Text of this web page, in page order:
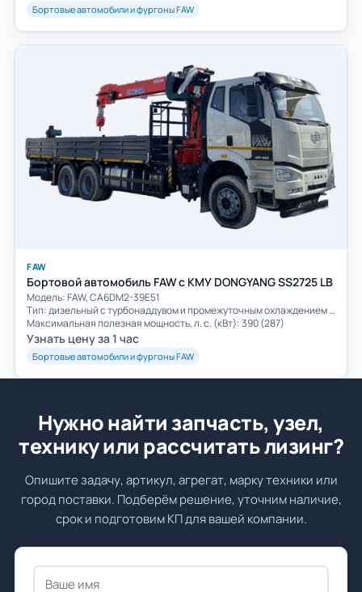
Бортовые автомобили и фургоны FAW
FAW
Бортовой автомобиль FAW с КМУ DONGYANG SS2725 LB
Модель: FAW, CA6DM2-39E51
Тип: дизельный с турбонаддувом и промежуточным охлаждением воздуха
Максимальная полезная мощность, л. с. (кВт): 390 (287)
Узнать цену за 1 час
Бортовые автомобили и фургоны FAW
Нужно найти запчасть, узел,
технику или рассчитать лизинг?
Опишите задачу, артикул, агрегат, марку техники или
город поставки. Подберём решение, уточним наличие,
срок и подготовим КП для вашей компании.